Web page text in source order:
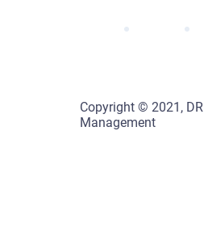
Copyright © 2021, DR
Management